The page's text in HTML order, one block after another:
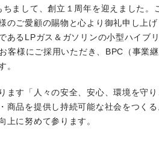
まして、創立１周年を迎えました。
のご愛顧の賜物と心より御礼申し上
あるLPガス＆ガソリンの小型ハイブ
客様にご採用いただき、BPC（事業
。
ます「人々の安全、安心、環境を守
商品を提供し持続可能な社会をつくる
上に努めて参ります。